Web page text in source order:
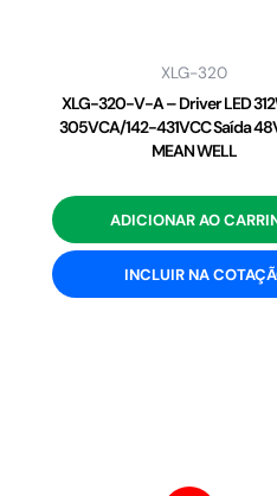
XLG-320
XLG-320-V-A – Driver LED
305VCA/142-431VCC Saída
MEAN WELL
ADICIONAR AO
INCLUIR NA